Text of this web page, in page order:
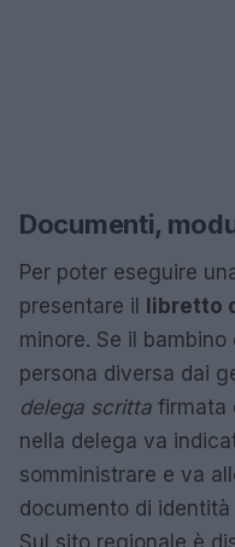
Documenti,
Per poter eseguire
presentare il libretto
minore. Se il
persona diversa dai
delega scritta firmata
nella delega va
somministrare e va
documento di
Sul sito regionale è